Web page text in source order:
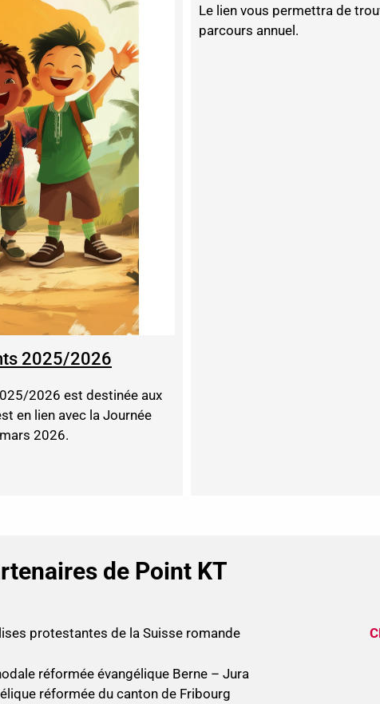
2025/2026
2026 est destinée aux
en lien avec la Journée
2026.
Le lien vous permettra de
parcours annuel.
de Point KT
protestantes de la Suisse romande
réformée évangélique Berne – Jura
réformée du canton de Fribourg